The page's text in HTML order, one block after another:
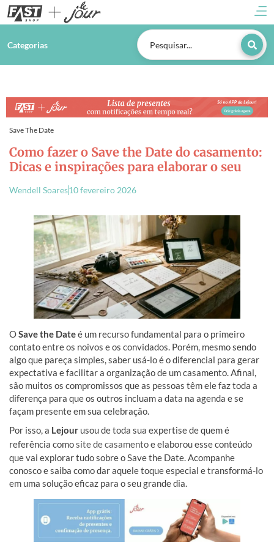
Categorias
Save The Date
Como fazer o Save the Date do casamento:
Dicas e inspirações para elaborar o seu
Wendell Soares10 fevereiro 2026
OSave the Dateé um recurso fundamental para o primeiro
contato entre os noivos e os convidados. Porém, mesmo sendo
algo que pareça simples, saber usá-lo é o diferencial para gerar
expectativa e facilitar a organização de um casamento. Afinal,
são muitos os compromissos que as pessoas têm ele faz toda a
diferença para que os outros incluam a data na agenda e se
façam presente em sua celebração.
Por isso, a Lejour usou de toda sua expertise de quem é
referência comosite de casamentoe elaborou esse conteúdo
que vai explorar tudo sobre o Save the Date. Acompanhe
conosco e saiba como dar aquele toque especial e transformá-lo
em uma solução eficaz para o seu grande dia.